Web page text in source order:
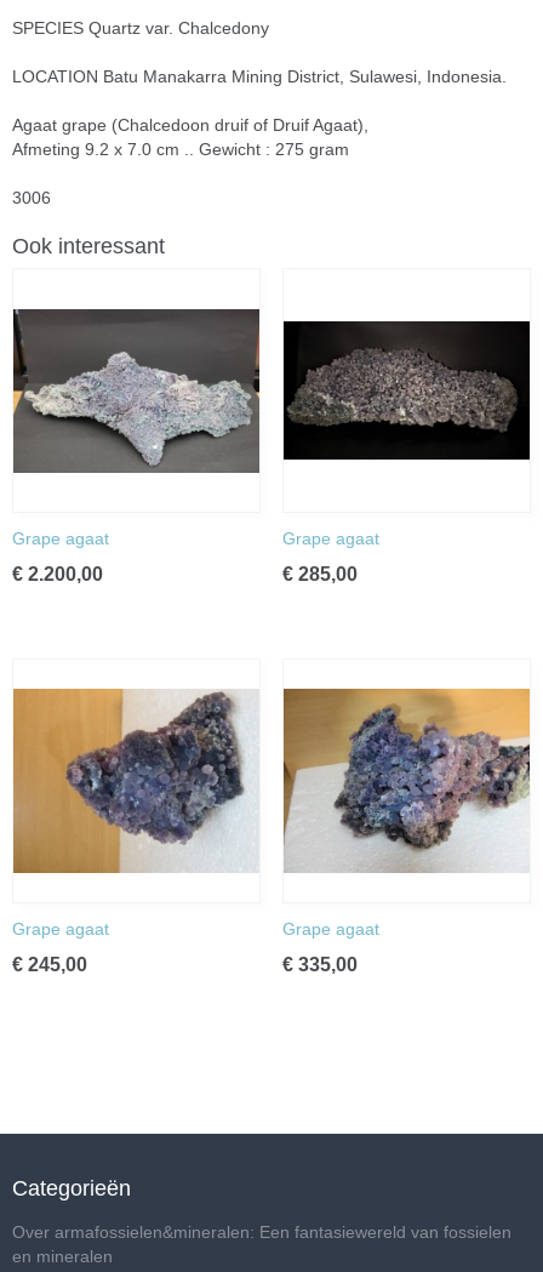
SPECIES Quartz var. Chalcedony
LOCATION Batu Manakarra Mining District, Sulawesi, Indonesia.
Agaat grape (Chalcedoon druif of Druif Agaat),
Afmeting 9.2 x 7.0 cm .. Gewicht : 275 gram
3006
Ook interessant
Grape agaat
€ 2.200,00
Grape agaat
€ 285,00
Grape agaat
€ 245,00
Grape agaat
€ 335,00
Categorieën
Over armafossielen&mineralen: Een fantasiewereld van fossielen
en mineralen